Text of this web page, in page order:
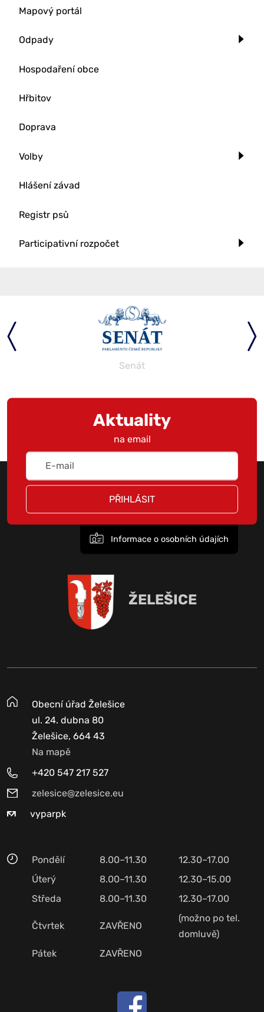
Mapový portál
Odpady
Hospodaření obce
Hřbitov
Doprava
Volby
Hlášení závad
Registr psů
Participativní rozpočet
Senát
Aktuality
na email
PŘIHLÁSIT
Informace o osobních údajích
ŽELEŠICE
Obecní úřad Želešice
ul. 24. dubna 80
Želešice, 664 43
Na mapě
+420 547 217 527
zelesice@zelesice.eu
vyparpk
Pondělí 8.00–11.30
12.30–17.00
Úterý
8.00–11.30
12.30–15.00
Středa
8.00–11.30 12.30–17.00
Čtvrtek ZAVŘENO
(možno po tel.
domluvě)
Pátek
ZAVŘENO